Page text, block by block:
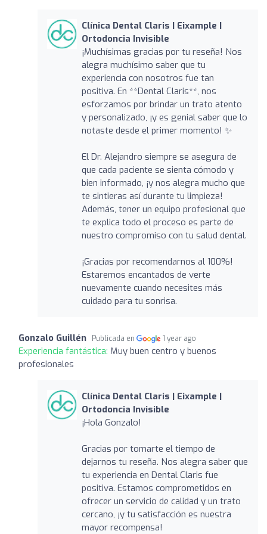
Clínica Dental Claris | Eixample |
Ortodoncia Invisible
¡Muchísimas gracias por tu reseña! Nos
alegra muchísimo saber que tu
experiencia con nosotros fue tan
positiva. En **Dental Claris**, nos
esforzamos por brindar un trato atento
y personalizado, ¡y es genial saber que lo
notaste desde el primer momento! ✨
El Dr. Alejandro siempre se asegura de
que cada paciente se sienta cómodo y
bien informado, ¡y nos alegra mucho que
te sintieras así durante tu limpieza!
Además, tener un equipo profesional que
te explica todo el proceso es parte de
nuestro compromiso con tu salud dental.
¡Gracias por recomendarnos al 100%!
Estaremos encantados de verte
nuevamente cuando necesites más
cuidado para tu sonrisa.
Gonzalo Guillén Publicada en 1 year ago
Experiencia fantástica: Muy buen centro y buenos
profesionales
Clínica Dental Claris | Eixample |
Ortodoncia Invisible
¡Hola Gonzalo!
Gracias por tomarte el tiempo de
dejarnos tu reseña. Nos alegra saber que
tu experiencia en Dental Claris fue
positiva. Estamos comprometidos en
ofrecer un servicio de calidad y un trato
cercano, ¡y tu satisfacción es nuestra
mayor recompensa!